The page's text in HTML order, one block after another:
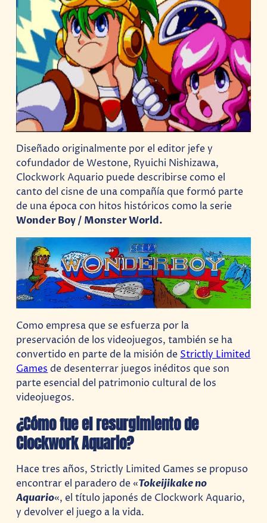
Diseñado originalmente por el editor jefe y
cofundador de Westone, Ryuichi Nishizawa,
Clockwork Aquario puede describirse como el
canto del cisne de una compañía que formó parte
de una época con hitos históricos como la serie
Wonder Boy / Monster World.
Como empresa que se esfuerza por la
preservación de los videojuegos, también se ha
convertido en parte de la misión de Strictly Limited
Games de desenterrar juegos inéditos que son
parte esencial del patrimonio cultural de los
videojuegos.
¿Cómo fue el resurgimiento de
Clockwork Aquario?
Hace tres años, Strictly Limited Games se propuso
encontrar el paradero de «Tokeijikake no
Aquario«, el título japonés de Clockwork Aquario,
y devolver el juego a la vida.